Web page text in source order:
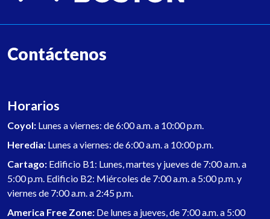
Contáctenos
Horarios
Coyol: Lunes a viernes: de 6:00 a.m. a 10:00 p.m.
Heredia: Lunes a viernes: de 6:00 a.m. a 10:00 p.m.
Cartago: Edificio B1: Lunes, martes y jueves de 7:00 a.m. a
5:00 p.m. Edificio B2: Miércoles de 7:00 a.m. a 5:00 p.m. y
viernes de 7:00 a.m. a 2:45 p.m.
America Free Zone: De lunes a jueves, de 7:00 a.m. a 5:00